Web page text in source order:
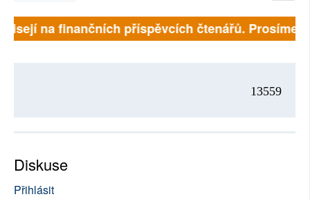
na finančních příspěvcích čtenářů. Prosíme,
13559
Diskuse
Přihlásit